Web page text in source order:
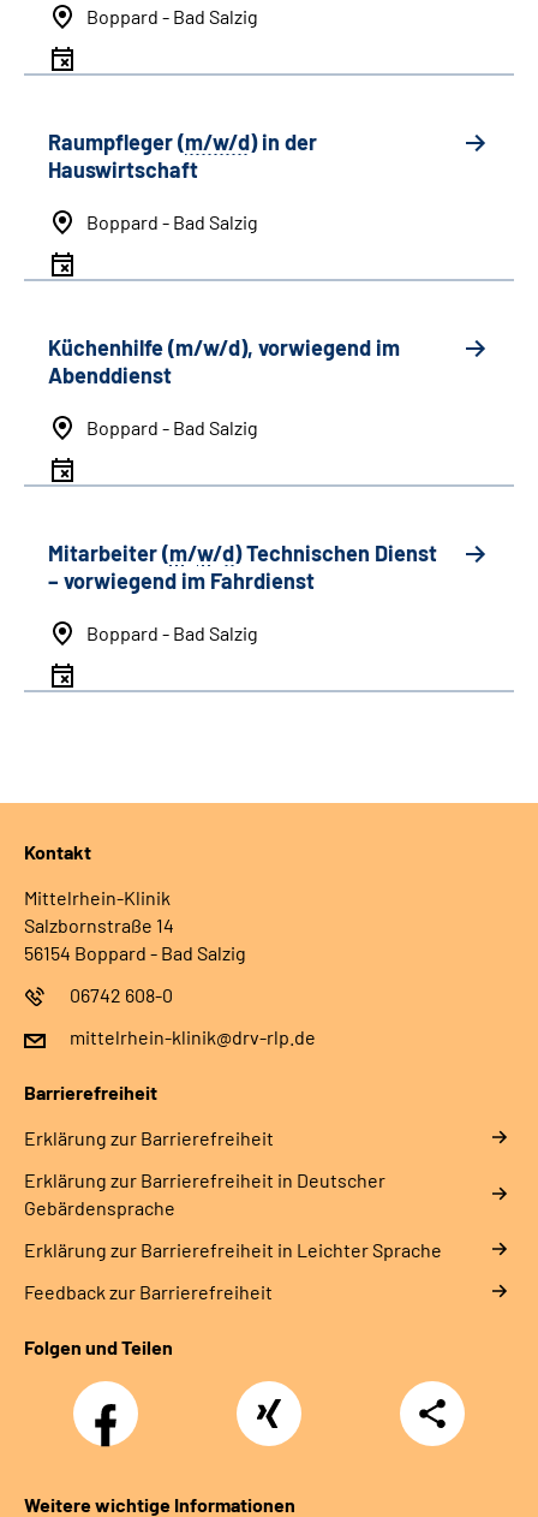
Boppard - Bad Salzig
Raumpfleger (m/w/d) in der
Hauswirtschaft
Boppard - Bad Salzig
Küchenhilfe (m/w/d), vorwiegend im
Abenddienst
Boppard - Bad Salzig
Mitarbeiter (m/w/d) Technischen Dienst
– vorwiegend im Fahrdienst
Boppard - Bad Salzig
Kontakt
Mittelrhein-Klinik
Salzbornstraße 14
56154 Boppard - Bad Salzig
06742 608-0
mittelrhein-klinik@drv-rlp.de
Barrierefreiheit
Erklärung zur Barrierefreiheit
Erklärung zur Barrierefreiheit in Deutscher
Gebärdensprache
Erklärung zur Barrierefreiheit in Leichter Sprache
Feedback zur Barrierefreiheit
Folgen und Teilen
Facebook Xing
Teilen
Weitere wichtige Informationen